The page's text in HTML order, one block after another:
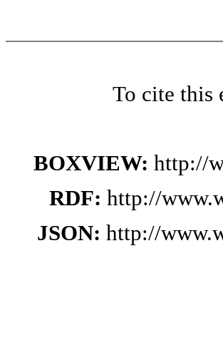
To cite this
BOXVIEW: http://
RDF: http://
JSON: http://